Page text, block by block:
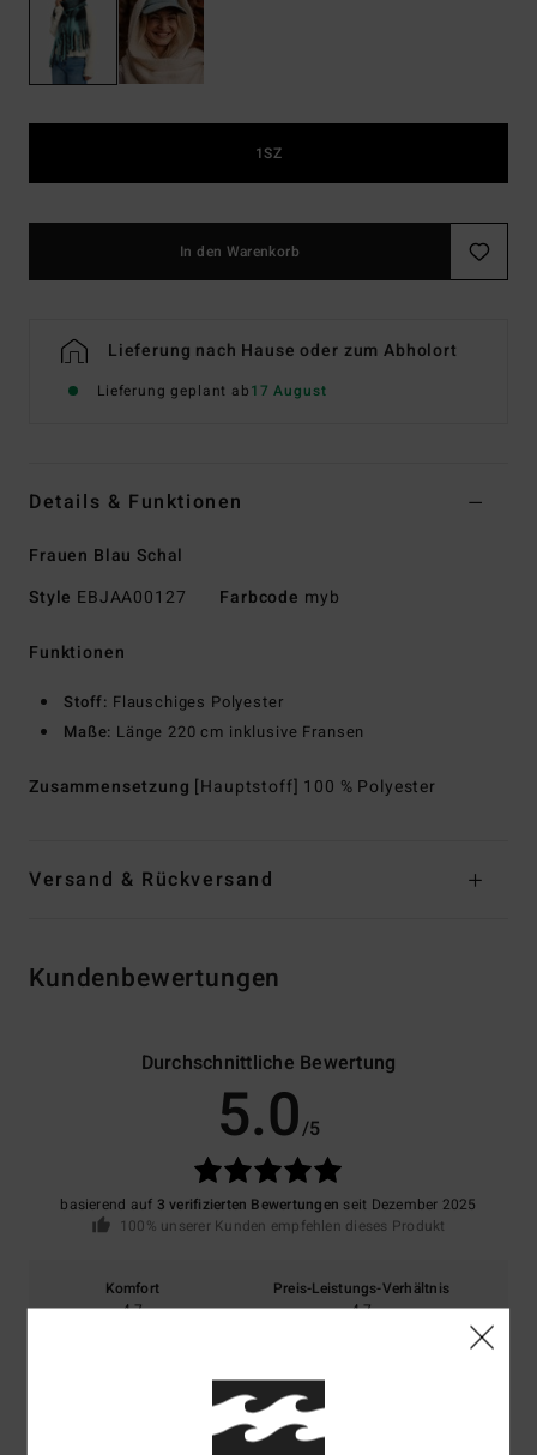
1SZ
In den Warenkorb
Lieferung nach Hause oder zum Abholort
Lieferung geplant ab17 August
Details & Funktionen
Frauen Blau Schal
Style EBJAA00127 Farbcode myb
Funktionen
Stoff: Flauschiges Polyester
Maße: Länge 220 cm inklusive Fransen
Zusammensetzung [Hauptstoff] 100 % Polyester
Versand & Rückversand
Kundenbewertungen
Durchschnittliche Bewertung
5.0/5
basierend auf 3 verifizierten Bewertungen seit Dezember 2025
100% unserer Kunden empfehlen dieses Produkt
Komfort
4.7
Preis-Leistungs-Verhältnis
4.7
Zu groß